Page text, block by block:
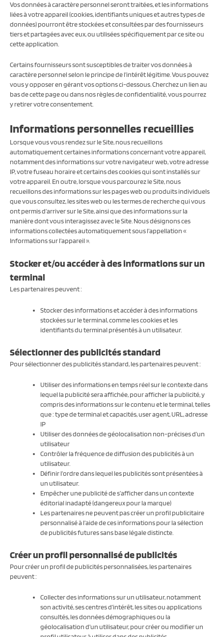
Vos données à caractère personnel seront traitées, et les informations
liées à votre appareil (cookies, identifiants uniques et autres types de
données) pourront être stockées et consultées par des fournisseurs
tiers et partagées avec eux, ou utilisées spécifiquement par ce site ou
cette application.
Certains fournisseurs sont susceptibles de traiter vos données à
caractère personnel selon le principe de l’intérêt légitime. Vous pouvez
vous y opposer en gérant vos options ci-dessous. Cherchez un lien au
bas de cette page ou dans nos règles de confidentialité, vous pourrez
y retirer votre consentement.
Informations personnelles recueillies
Lorsque vous vous rendez sur le Site, nous recueillons
automatiquement certaines informations concernant votre appareil,
notamment des informations sur votre navigateur web, votre adresse
IP, votre fuseau horaire et certains des cookies qui sont installés sur
votre appareil. En outre, lorsque vous parcourez le Site, nous
recueillons des informations sur les pages web ou produits individuels
que vous consultez, les sites web ou les termes de recherche qui vous
ont permis d’arriver sur le Site, ainsi que des informations sur la
manière dont vous interagissez avec le Site. Nous désignons ces
informations collectées automatiquement sous l’appellation «
Informations sur l’appareil ».
Stocker et/ou accéder à des informations sur un
terminal
Les partenaires peuvent :
Stocker des informations et accéder à des informations
stockées sur le terminal, comme les cookies et les
identifiants du terminal présentés à un utilisateur.
Sélectionner des publicités standard
Pour sélectionner des publicités standard, les partenaires peuvent :
Utiliser des informations en temps réel sur le contexte dans
lequel la publicité sera affichée, pour afficher la publicité, y
compris des informations sur le contenu et le terminal, telles
que : type de terminal et capacités, user agent, URL, adresse
IP
Utiliser des données de géolocalisation non-précises d’un
utilisateur
Contrôler la fréquence de diffusion des publicités à un
utilisateur.
Définir l’ordre dans lequel les publicités sont présentées à
un utilisateur.
Empêcher une publicité de s’afficher dans un contexte
éditorial inadapté (dangereux pour la marque)
Les partenaires ne peuvent pas créer un profil publicitaire
personnalisé à l’aide de ces informations pour la sélection
de publicités futures sans base légale distincte.
Créer un profil personnalisé de publicités
Pour créer un profil de publicités personnalisées, les partenaires
peuvent :
Collecter des informations sur un utilisateur, notamment
son activité, ses centres d’intérêt, les sites ou applications
consultés, les données démographiques ou la
géolocalisation d’un utilisateur, pour créer ou modifier un